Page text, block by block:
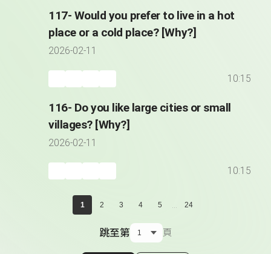
117- Would you prefer to live in a hot
place or a cold place? [Why?]
2026-02-11
10:15
116- Do you like large cities or small
villages? [Why?]
2026-02-11
10:15
1 2 3 4 5 ... 24
跳至第 頁